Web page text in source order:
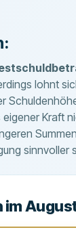
lohnt
Kraft
sinnvoller
im